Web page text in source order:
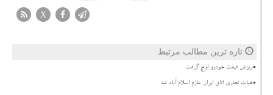
X
تازه ترین مطالب مرتبط
ریزش قیمت خودرو اوج گرفت
هیات تجاری اتاق ایران عازم اسلام آباد شد